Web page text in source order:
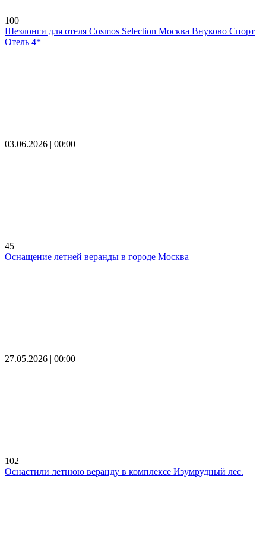
100
Шезлонги для отеля Cosmos Selection Москва Внуково Спорт
Отель 4*
03.06.2026 | 00:00
45
Оснащение летней веранды в городе Москва
27.05.2026 | 00:00
102
Оснастили летнюю веранду в комплексе Изумрудный лес.